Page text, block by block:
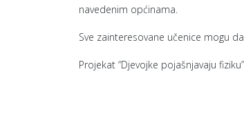
navedenim općinama.
Sve zainteresovane učenice mogu
Projekat “Djevojke pojašnjavaju